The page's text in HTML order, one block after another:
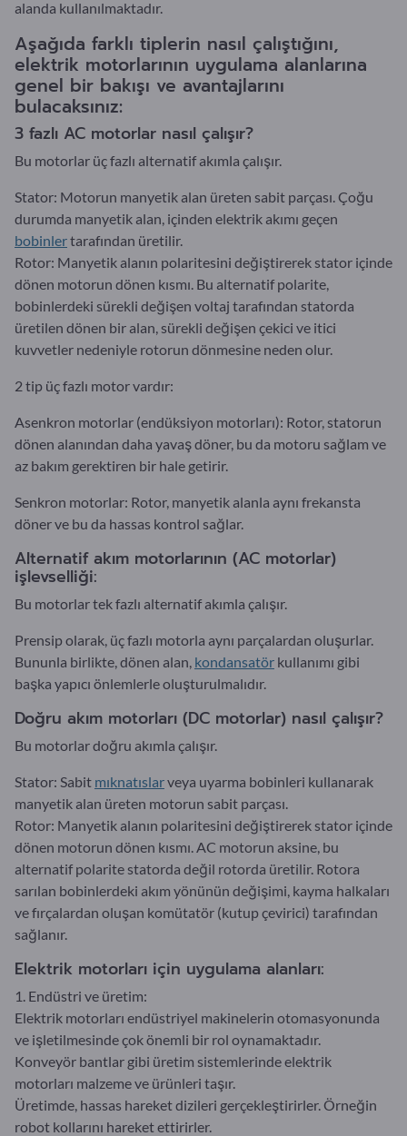
alanda kullanılmaktadır.
Aşağıda farklı tiplerin nasıl çalıştığını,
elektrik motorlarının uygulama alanlarına
genel bir bakışı ve avantajlarını
bulacaksınız:
3 fazlı AC motorlar nasıl çalışır?
Bu motorlar üç fazlı alternatif akımla çalışır.
Stator: Motorun manyetik alan üreten sabit parçası. Çoğu
durumda manyetik alan, içinden elektrik akımı geçen
bobinlertarafından üretilir.
Rotor: Manyetik alanın polaritesini değiştirerek stator içinde
dönen motorun dönen kısmı. Bu alternatif polarite,
bobinlerdeki sürekli değişen voltaj tarafından statorda
üretilen dönen bir alan, sürekli değişen çekici ve itici
kuvvetler nedeniyle rotorun dönmesine neden olur.
2 tip üç fazlı motor vardır:
Asenkron motorlar (endüksiyon motorları): Rotor, statorun
dönen alanından daha yavaş döner, bu da motoru sağlam ve
az bakım gerektiren bir hale getirir.
Senkron motorlar: Rotor, manyetik alanla aynı frekansta
döner ve bu da hassas kontrol sağlar.
Alternatif akım motorlarının (AC motorlar)
işlevselliği:
Bu motorlar tek fazlı alternatif akımla çalışır.
Prensip olarak, üç fazlı motorla aynı parçalardan oluşurlar.
Bununla birlikte, dönen alan, kondansatör kullanımı gibi
başka yapıcı önlemlerle oluşturulmalıdır.
Doğru akım motorları (DC motorlar) nasıl çalışır?
Bu motorlar doğru akımla çalışır.
Stator: Sabit mıknatıslarveya uyarma bobinleri kullanarak
manyetik alan üreten motorun sabit parçası.
Rotor: Manyetik alanın polaritesini değiştirerek stator içinde
dönen motorun dönen kısmı. AC motorun aksine, bu
alternatif polarite statorda değil rotorda üretilir. Rotora
sarılan bobinlerdeki akım yönünün değişimi, kayma halkaları
ve fırçalardan oluşan komütatör (kutup çevirici) tarafından
sağlanır.
Elektrik motorları için uygulama alanları:
1. Endüstri ve üretim:
Elektrik motorları endüstriyel makinelerin otomasyonunda
ve işletilmesinde çok önemli bir rol oynamaktadır.
Konveyör bantlar gibi üretim sistemlerinde elektrik
motorları malzeme ve ürünleri taşır.
Üretimde, hassas hareket dizileri gerçekleştirirler. Örneğin
robot kollarını hareket ettirirler.